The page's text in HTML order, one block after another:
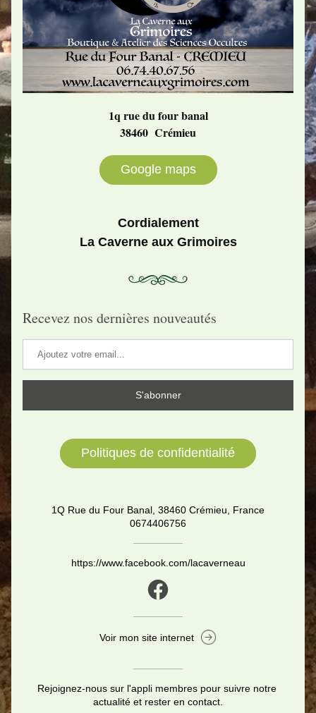
1q rue du four banal
38460  Crémieu
Google maps
Cordialement
La Caverne aux Grimoires
Recevez nos dernières nouveautés
S'abonner
Politiques de confidentialité
1Q Rue du Four Banal, 38460 Crémieu, France
0674406756
https://www.facebook.com/lacaverneau
Voir mon site internet
Rejoignez-nous sur l'appli membres pour suivre notre
actualité et rester en contact.